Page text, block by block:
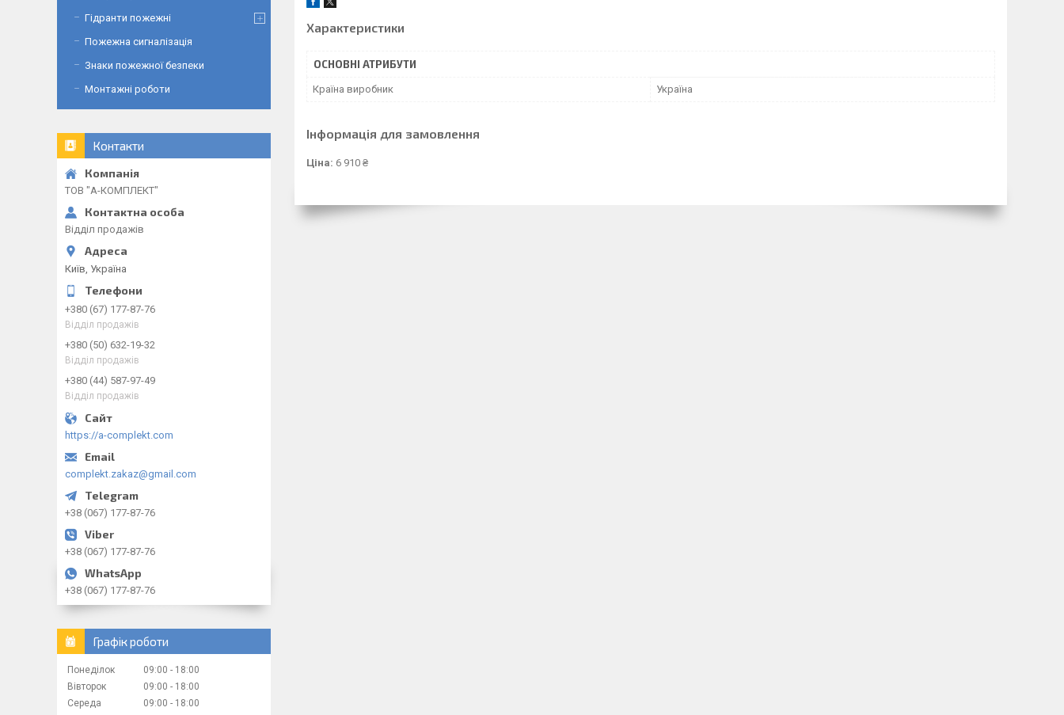
Характеристики
ОСНОВНІ АТРИБУТИ
Країна виробник Україна
Інформація для замовлення
Ціна: 6 910 ₴
Гідранти пожежні
Пожежна сигналізація
Знаки пожежної безпеки
Монтажні роботи
Контакти
ТОВ "А-КОМПЛЕКТ"
Відділ продажів
Київ, Україна
+380 (67) 177-87-76
Відділ продажів
+380 (50) 632-19-32
Відділ продажів
+380 (44) 587-97-49
Відділ продажів
https://a-complekt.com
complekt.zakaz@gmail.com
+38 (067) 177-87-76
+38 (067) 177-87-76
+38 (067) 177-87-76
Графік роботи
Понеділок 09:00
18:00
Вівторок
09:00
18:00
Середа
09:00
18:00